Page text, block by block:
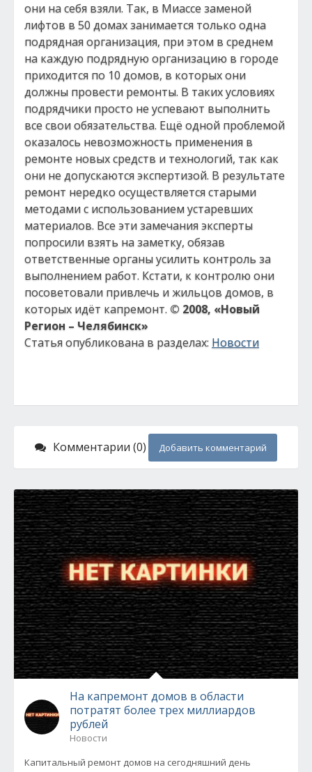
они на себя взяли. Так, в Миассе заменой
лифтов в 50 домах занимается только одна
подрядная организация, при этом в среднем
на каждую подрядную организацию в городе
приходится по 10 домов, в которых они
должны провести ремонты. В таких условиях
подрядчики просто не успевают выполнить
все свои обязательства. Ещё одной проблемой
оказалось невозможность применения в
ремонте новых средств и технологий, так как
они не допускаются экспертизой. В результате
ремонт нередко осуществляется старыми
методами с использованием устаревших
материалов. Все эти замечания эксперты
попросили взять на заметку, обязав
ответственные органы усилить контроль за
выполнением работ. Кстати, к контролю они
посоветовали привлечь и жильцов домов, в
которых идёт капремонт. © 2008, «Новый
Регион – Челябинск»
Статья опубликована в разделах: Новости
Комментарии (0) Добавить комментарий
На капремонт домов в области
потратят более трех миллиардов
рублей
Новости
Капитальный ремонт домов на сегодняшний день